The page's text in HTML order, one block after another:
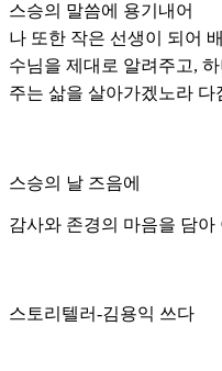
스승의 말씀에 용기내어
나 또한 작은 선생이 되어
수님을 제대로 알려주고,
주는 삶을 살아가겠노라 다
스승의 날 즈음에
감사와 존경의 마음을 담
스토리텔러-김용익 쓰다